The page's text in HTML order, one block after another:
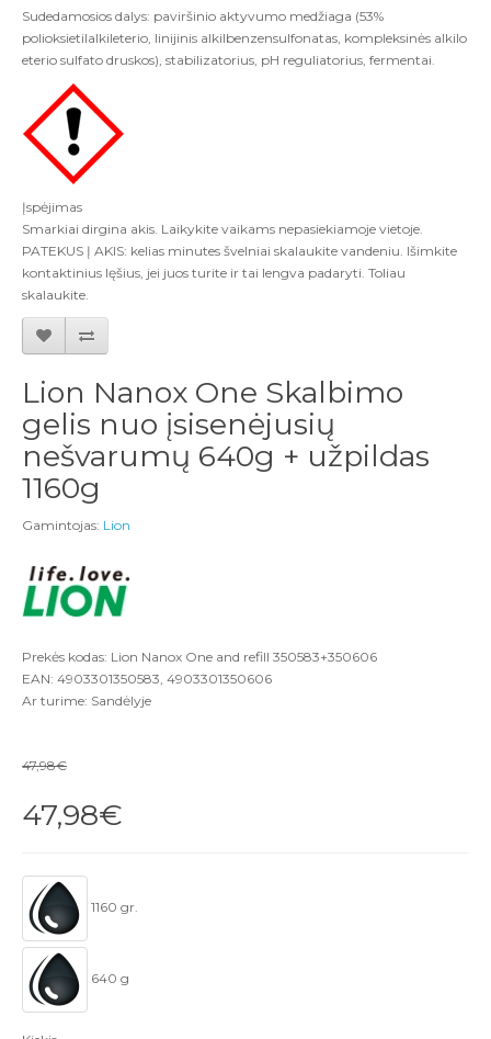
Sudedamosios dalys: paviršinio aktyvumo medžiaga (53%
polioksietilalkileterio, linijinis alkilbenzensulfonatas, kompleksinės alkilo
eterio sulfato druskos), stabilizatorius, pH reguliatorius, fermentai.
Įspėjimas
Smarkiai dirgina akis. Laikykite vaikams nepasiekiamoje vietoje.
PATEKUS Į AKIS: kelias minutes švelniai skalaukite vandeniu. Išimkite
kontaktinius lęšius, jei juos turite ir tai lengva padaryti. Toliau
skalaukite.
Lion Nanox One Skalbimo
gelis nuo įsisenėjusių
nešvarumų 640g + užpildas
1160g
Gamintojas: Lion
Prekės kodas: Lion Nanox One and refill 350583+350606
EAN: 4903301350583, 4903301350606
Ar turime: Sandėlyje
47,98€
47,98€
1160 gr.
640 g